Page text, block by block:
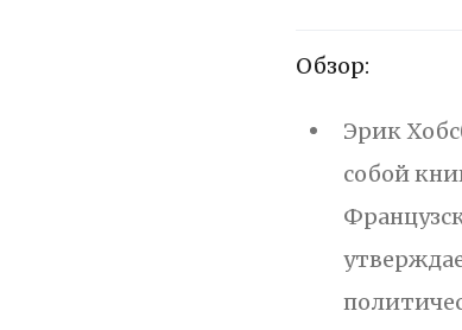
Обзор:
Эрик
собой